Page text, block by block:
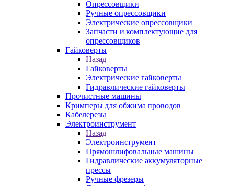
Опрессовщики
Ручные опрессовщики
Электрические опрессовщики
Запчасти и комплектующие для
опрессовщиков
Гайковерты
Назад
Гайковерты
Электрические гайковерты
Гидравлические гайковерты
Прочистные машины
Кримперы для обжима проводов
Кабелерезы
Электроинструмент
Назад
Электроинструмент
Прямошлифовальные машины
Гидравлические аккумуляторные
прессы
Ручные фрезеры